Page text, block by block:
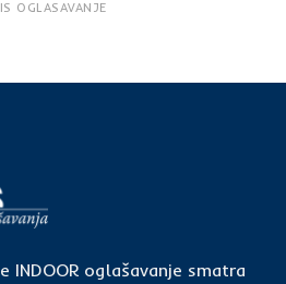
OGLASAVANJE
INDOOR oglašavanje smatra